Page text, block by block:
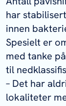
har
innen
Spesielt er
med tanke
til
– Det har
lokaliteter